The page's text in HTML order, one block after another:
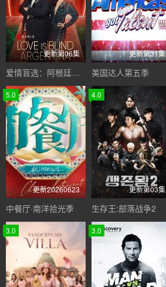
更新第06集
爱情盲选：阿根廷篇第二季
更新第31集
美国达人第五季
5.0
更新20260623
中餐厅·南洋拾光季
4.0
更新第03集
生存王:部落战争2
3.0 3.0